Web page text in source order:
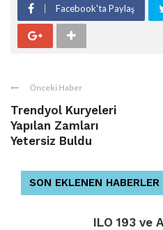
Facebook'ta Paylaş
Önceki Haber
Trendyol Kuryeleri
Yapılan Zamları
Yetersiz Buldu
SON EKLENEN HABERLER
ILO 193 ve